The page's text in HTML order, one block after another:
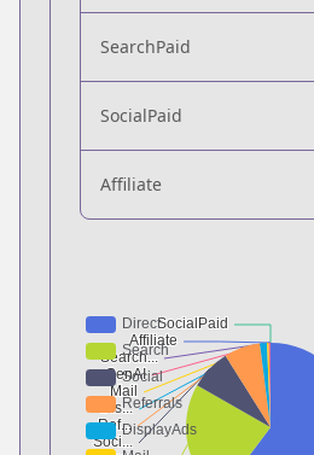
SearchPaid
SocialPaid
Affiliate